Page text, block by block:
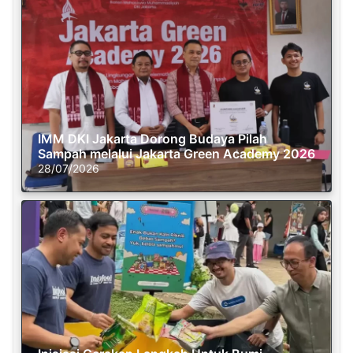
IMM DKI Jakarta Dorong Budaya Pilah
Sampah melalui Jakarta Green Academy 2026
28/07/2026